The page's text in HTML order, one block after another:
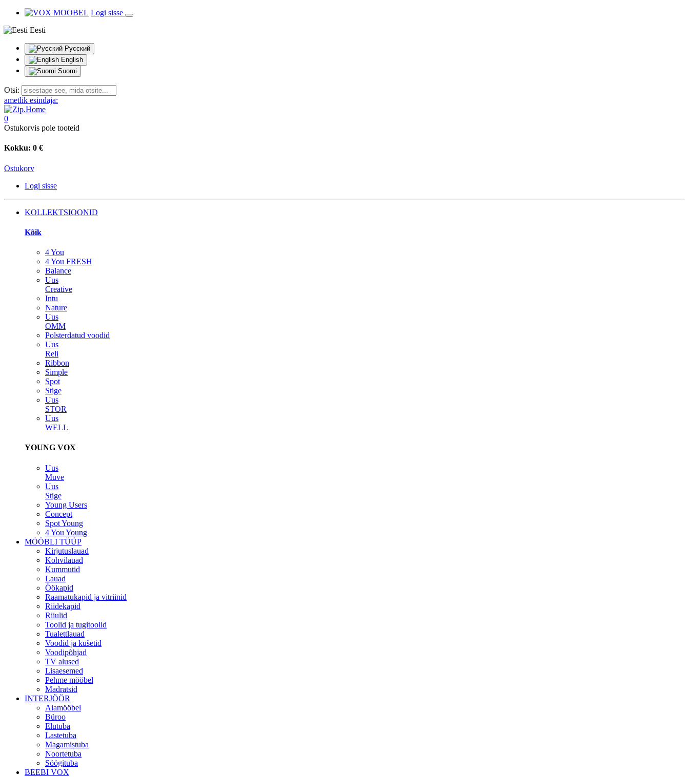
Logi sisse
Eesti
Русский
English
Suomi
Otsi:
ametlik esindaja:
0
Ostukorvis pole tooteid
Kokku: 0 €
Ostukorv
Logi sisse
KOLLEKTSIOONID
Kõik
4 You
4 You FRESH
Balance
Uus
Creative
Intu
Nature
Uus
OMM
Polsterdatud voodid
Uus
Reli
Ribbon
Simple
Spot
Stige
Uus
STOR
Uus
WELL
YOUNG VOX
Uus
Muve
Uus
Stige
Young Users
Concept
Spot Young
4 You Young
MÖÖBLI TÜÜP
Kirjutuslauad
Kohvilauad
Kummutid
Lauad
Öökapid
Raamatukapid ja vitriinid
Riidekapid
Riiulid
Toolid ja tugitoolid
Tualettlauad
Voodid ja kušetid
Voodipõhjad
TV alused
Lisaesemed
Pehme mööbel
Madratsid
INTERJÖÖR
Aiamööbel
Büroo
Elutuba
Lastetuba
Magamistuba
Noortetuba
Söögituba
BEEBI VOX